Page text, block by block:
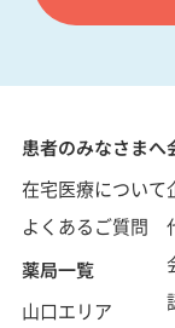
患者のみなさまへ
在宅医療について
よくあるご質問
薬局一覧
山口エリア